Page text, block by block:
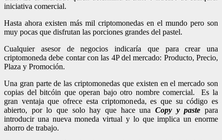
iniciativa comercial.
Hasta ahora existen más mil criptomonedas en el mundo pero son
muy pocas que disfrutan las porciones grandes del pastel.
Cualquier asesor de negocios indicaría que para crear una
criptomoneda debe contar con las 4P del mercado: Producto, Precio,
Plaza y Promoción.
Una gran parte de las criptomonedas que existen en el mercado son
copias del bitcóin que operan bajo otro nombre comercial. Es la
gran ventaja que ofrece esta criptomoneda, es que su código es
abierto, por lo que solo hay que hace una Copy y paste para
introducir una nueva moneda virtual y lo que implica un enorme
ahorro de trabajo.